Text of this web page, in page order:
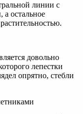
линии с
остальное
довольно
лепестки
опрятно, стебли